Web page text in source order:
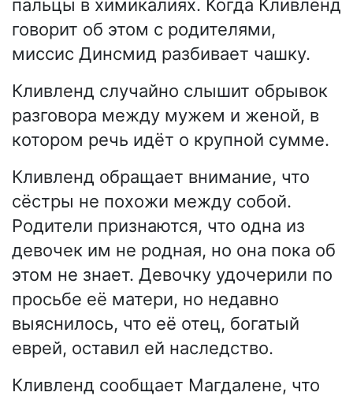
пальцы в химикалиях. Когда Кливленд
говорит об этом с родителями,
миссис Динсмид разбивает чашку.
Кливленд случайно слышит обрывок
разговора между мужем и женой, в
котором речь идёт о крупной сумме.
Кливленд обращает внимание, что
сёстры не похожи между собой.
Родители признаются, что одна из
девочек им не родная, но она пока об
этом не знает. Девочку удочерили по
просьбе её матери, но недавно
выяснилось, что её отец, богатый
еврей, оставил ей наследство.
Кливленд сообщает Магдалене, что